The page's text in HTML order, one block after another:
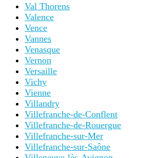
Val Thorens
Valence
Vence
Vannes
Venasque
Vernon
Versaille
Vichy
Vienne
Villandry
Villefranche-de-Conflent
Villefranche-de-Rouergue
Villefranche-sur-Mer
Villefranche-sur-Saône